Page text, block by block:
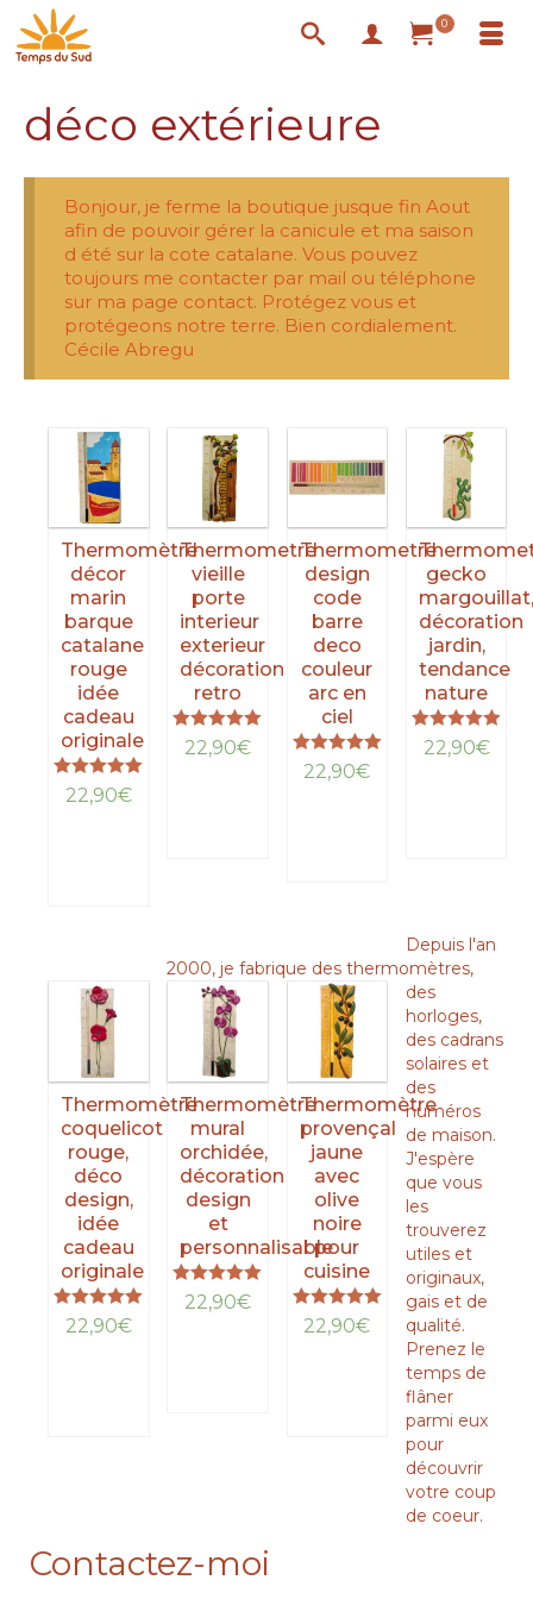
0
déco extérieure
Bonjour, je ferme la boutique jusque fin Aout
afin de pouvoir gérer la canicule et ma saison
d été sur la cote catalane. Vous pouvez
toujours me contacter par mail ou téléphone
sur ma page contact. Protégez vous et
protégeons notre terre. Bien cordialement.
Cécile Abregu
Thermomètre
décor
marin
barque
catalane
rouge
idée
cadeau
originale
Note
5.00
22,90€
Thermometre
vieille
porte
interieur
exterieur
décoration
retro
Note
5.00
22,90€
Thermometre
design
code
barre
deco
couleur
arc en
ciel
Note
5.00
22,90€
gecko
margouillat,
décoration
jardin,
tendance
nature
Note
4.90
22,90€
Thermomètre
coquelicot
rouge,
déco
design,
idée
cadeau
originale
Note
5.00
22,90€
Thermomètre
mural
orchidée,
décoration
design
et
personnalisable
Note
5.00
22,90€
Thermomètre
provençal
jaune
avec
olive
noire
pour
cuisine
Note
5.00
22,90€
Depuis l'an
2000, je fabrique des thermomètres,
des
horloges,
des cadrans
solaires et
des
numéros
de maison.
J'espère
que vous
les
trouverez
utiles et
originaux,
gais et de
qualité.
Prenez le
temps de
flâner
parmi eux
pour
découvrir
votre coup
de coeur.
Contactez-moi